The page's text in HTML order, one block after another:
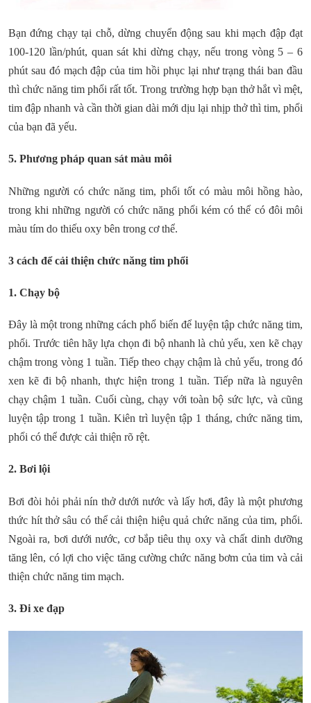
Bạn đứng chạy tại chỗ, dừng chuyển động sau khi mạch đập đạt
100-120 lần/phút, quan sát khi dừng chạy, nếu trong vòng 5 – 6
phút sau đó mạch đập của tim hồi phục lại như trạng thái ban đầu
thì chức năng tim phổi rất tốt. Trong trường hợp bạn thở hắt vì mệt,
tim đập nhanh và cần thời gian dài mới dịu lại nhịp thở thì tim, phổi
của bạn đã yếu.
5. Phương pháp quan sát màu môi
Những người có chức năng tim, phổi tốt có màu môi hồng hào,
trong khi những người có chức năng phổi kém có thể có đôi môi
màu tím do thiếu oxy bên trong cơ thể.
3 cách để cải thiện chức năng tim phổi
1. Chạy bộ
Đây là một trong những cách phổ biến để luyện tập chức năng tim,
phổi. Trước tiên hãy lựa chọn đi bộ nhanh là chủ yếu, xen kẽ chạy
chậm trong vòng 1 tuần. Tiếp theo chạy chậm là chủ yếu, trong đó
xen kẽ đi bộ nhanh, thực hiện trong 1 tuần. Tiếp nữa là nguyên
chạy chậm 1 tuần. Cuối cùng, chạy với toàn bộ sức lực, và cũng
luyện tập trong 1 tuần. Kiên trì luyện tập 1 tháng, chức năng tim,
phổi có thể được cải thiện rõ rệt.
2. Bơi lội
Bơi đòi hỏi phải nín thở dưới nước và lấy hơi, đây là một phương
thức hít thở sâu có thể cải thiện hiệu quả chức năng của tim, phổi.
Ngoài ra, bơi dưới nước, cơ bắp tiêu thụ oxy và chất dinh dưỡng
tăng lên, có lợi cho việc tăng cường chức năng bơm của tim và cải
thiện chức năng tim mạch.
3. Đi xe đạp